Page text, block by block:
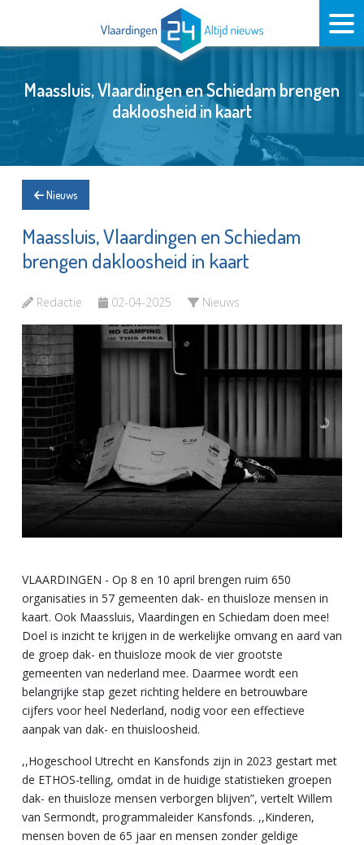
Maassluis, Vlaardingen en Schiedam brengen
dakloosheid in kaart
Nieuws
Maassluis, Vlaardingen en Schiedam
brengen dakloosheid in kaart
Redactie 02-04-2025 Nieuws
VLAARDINGEN - Op 8 en 10 april brengen ruim 650
organisaties in 57 gemeenten dak- en thuisloze mensen in
kaart. Ook Maassluis, Vlaardingen en Schiedam doen mee!
Doel is inzicht te krijgen in de werkelijke omvang en aard van
de groep dak- en thuisloze mook de vier grootste
gemeenten van nederland mee. Daarmee wordt een
belangrijke stap gezet richting heldere en betrouwbare
cijfers voor heel Nederland, nodig voor een effectieve
aanpak van dak- en thuisloosheid.
,,Hogeschool Utrecht en Kansfonds zijn in 2023 gestart met
de ETHOS-telling, omdat in de huidige statistieken groepen
dak- en thuisloze mensen verborgen blijven”, vertelt Willem
van Sermondt, programmaleider Kansfonds. ,,Kinderen,
mensen boven de 65 jaar en mensen zonder geldige